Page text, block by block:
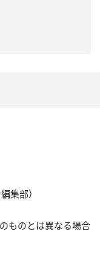
集部）
ものとは異なる場合